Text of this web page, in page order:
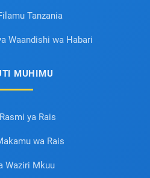
Tanzania
Waandishi wa Habari
MUHIMU
ya Rais
wa Rais
Waziri Mkuu